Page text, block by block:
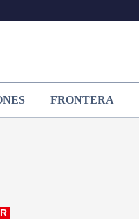
FRONTERA